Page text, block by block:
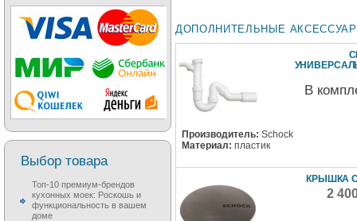
ДОПОЛНИТЕЛЬНЫЕ
В
Производитель: Schock
Материал: пластик
КРЫШКА
2
Выбор товара
Топ-10 премиум-брендов
кухонных моек: Роскошь и
функциональность в вашем
доме